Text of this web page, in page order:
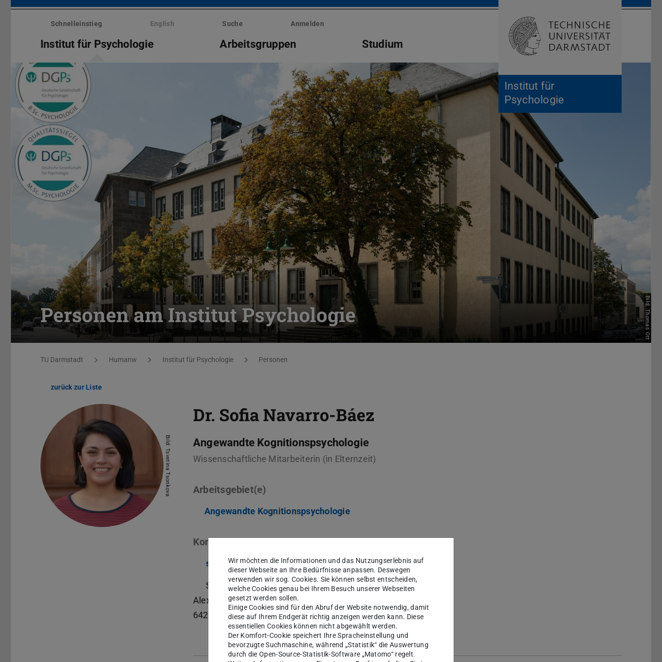
Menü
überspringen
Institut für
Psychologie
Schnelleinstieg English Suche Anmelden
Institut für Psychologie Arbeitsgruppen Studium Suche öffnen
Personen am Institut Psychologie Bild: Thomas Ott
Sie befinden sich hier:
TU Darmstadt Humanw Institut für Psychologie Personen
zurück zur Liste
Bild: Tsvetina Tsonkova
Dr. Sofia Navarro-Báez
Angewandte Kognitionspsychologie
Wissenschaftliche Mitarbeiterin (in Elternzeit)
Arbeitsgebiet(e)
Angewandte Kognitionspsychologie
Kontakt
sofia.navarro@tu-...
S1|15 225
Alexanderstr. 10
64283
Darmstadt
Wir möchten die Informationen und das Nutzungserlebnis auf
dieser Webseite an Ihre Bedürfnisse anpassen. Deswegen
verwenden wir sog. Cookies. Sie können selbst entscheiden,
welche Cookies genau bei Ihrem Besuch unserer Webseiten
gesetzt werden sollen.
Einige Cookies sind für den Abruf der Website notwendig, damit
diese auf Ihrem Endgerät richtig anzeigen werden kann. Diese
essentiellen Cookies können nicht abgewählt werden.
Der Komfort-Cookie speichert Ihre Spracheinstellung und
bevorzugte Suchmaschine, während „Statistik“ die Auswertung
durch die Open-Source-Statistik-Software „Matomo“ regelt.